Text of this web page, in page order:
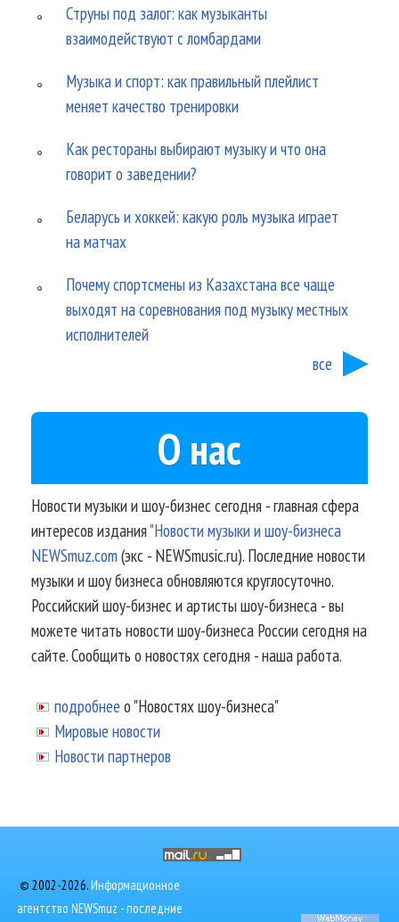
Струны под залог: как музыканты
взаимодействуют с ломбардами
Музыка и спорт: как правильный плейлист
меняет качество тренировки
Как рестораны выбирают музыку и что она
говорит о заведении?
Беларусь и хоккей: какую роль музыка играет
на матчах
Почему спортсмены из Казахстана все чаще
выходят на соревнования под музыку местных
исполнителей
все
О нас
Новости музыки и шоу-бизнес сегодня - главная сфера
интересов издания"Новости музыки и шоу-бизнеса
NEWSmuz.com(экс - NEWSmusic.ru). Последние новости
музыки и шоу бизнеса обновляются круглосуточно.
Российский шоу-бизнес и артисты шоу-бизнеса - вы
можете читать новости шоу-бизнеса России сегодня на
сайте. Сообщить о новостях сегодня - наша работа.
подробнее о "Новостях шоу-бизнеса"
Мировые новости
Новости партнеров
© 2002-2026.Информационное
агентство NEWSmuz - последние